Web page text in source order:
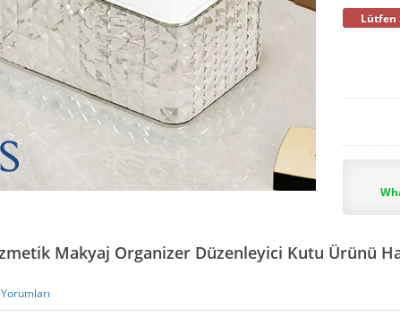
Lütfen
Makyaj Organizer Düzenleyici Kutu Ürünü